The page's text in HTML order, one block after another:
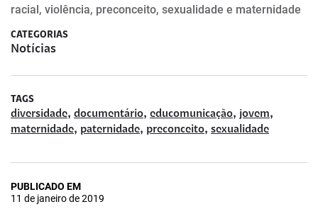
racial, violência, preconceito, sexualidade e maternidade
CATEGORIAS
Notícias
TAGS
diversidade, documentário, educomunicação, jovem,
maternidade, paternidade, preconceito, sexualidade
PUBLICADO EM
11 de janeiro de 2019